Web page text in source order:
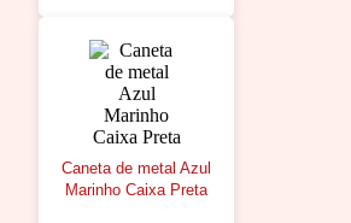
Caneta de metal Azul
Marinho Caixa Preta